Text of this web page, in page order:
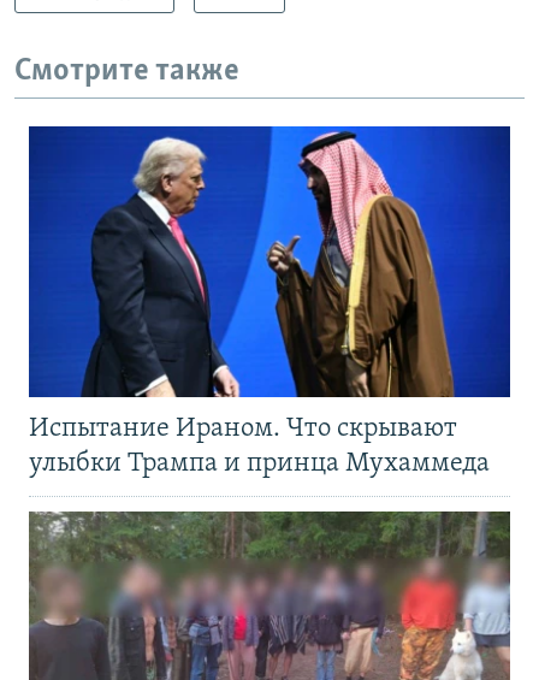
Смотрите также
Испытание Ираном. Что скрывают
улыбки Трампа и принца Мухаммеда